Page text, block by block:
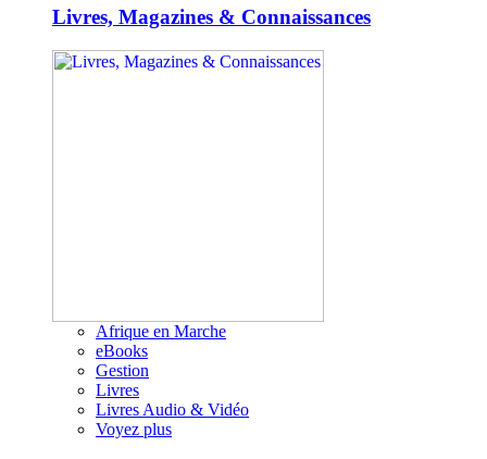
Livres, Magazines & Connaissances
Afrique en Marche
eBooks
Gestion
Livres
Livres Audio & Vidéo
Voyez plus